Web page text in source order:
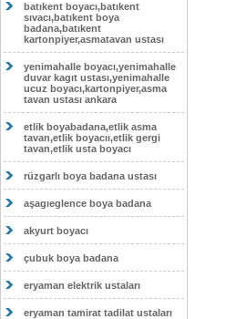
batıkent boyacı,batıkent
sıvacı,batıkent boya
badana,batıkent
kartonpiyer,asmatavan ustası
yenimahalle boyacı,yenimahalle
duvar kagıt ustası,yenimahalle
ucuz boyacı,kartonpiyer,asma
tavan ustası ankara
etlik boyabadana,etlik asma
tavan,etlik boyacıı,etlik gergi
tavan,etlik usta boyacı
rüzgarlı boya badana ustası
aşagıeglence boya badana
akyurt boyacı
çubuk boya badana
eryaman elektrik ustaları
eryaman tamirat tadilat ustaları